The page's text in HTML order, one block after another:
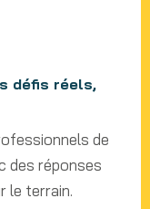
défis réels,
de
des réponses
le terrain.